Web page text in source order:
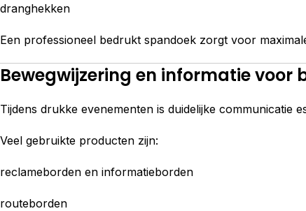
dranghekken
Een professioneel bedrukt spandoek zorgt voor
Bewegwijzering en informatie voor
Tijdens drukke evenementen is duidelijke communicatie
Veel gebruikte producten zijn:
reclameborden en informatieborden
routeborden